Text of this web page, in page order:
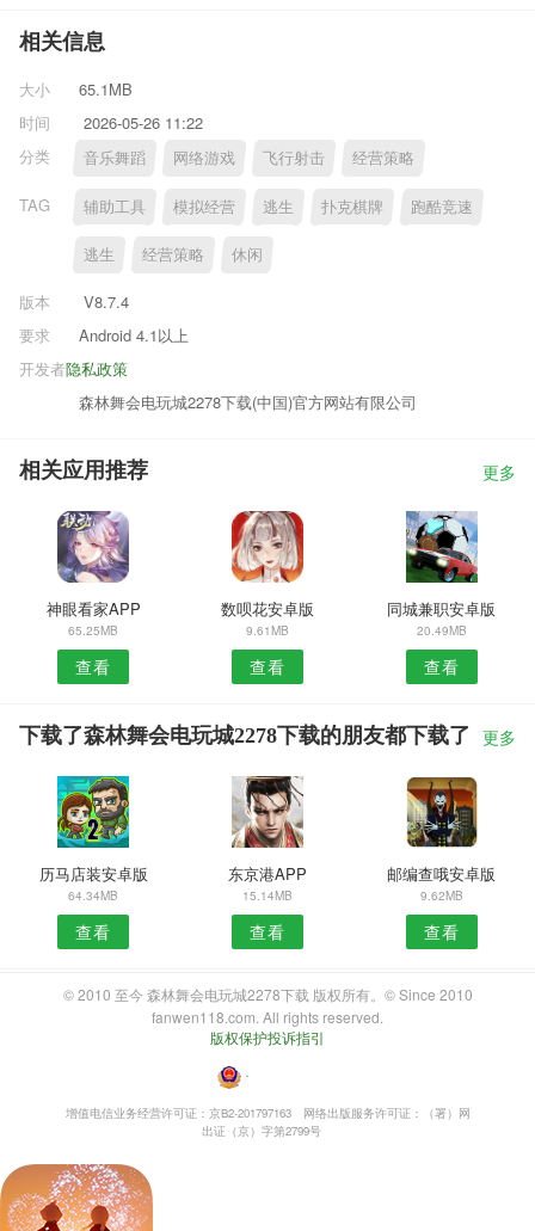
相关信息
大小
65.1MB
时间
2026-05-26 11:22
分类
音乐舞蹈 网络游戏 飞行射击 经营策略
TAG 辅助工具 模拟经营 逃生 扑克棋牌 跑酷竞速
逃生 经营策略 休闲
版本
V8.7.4
要求
Android 4.1以上
隐私政策
开发者
森林舞会电玩城2278下载(中国)官方网站有限公司
相关应用推荐 更多
神眼看家APP
65.25MB
查看
数呗花安卓版
9.61MB
查看
同城兼职安卓版
20.49MB
查看
下载了森林舞会电玩城2278下载的朋友都下载了 更多
历马店装安卓版
64.34MB
查看
东京港APP
15.14MB
查看
邮编查哦安卓版
9.62MB
查看
© 2010 至今 森林舞会电玩城2278下载 版权所有。© Since 2010
fanwen118.com. All rights reserved.
版权保护投诉指引
・
增值电信业务经营许可证：京B2-201797163
网络出版服务许可证：（署）网
出证（京）字第2799号